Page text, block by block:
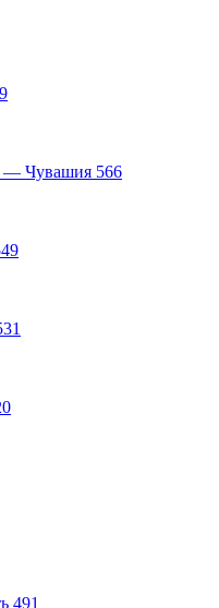
— Чувашия 566
491